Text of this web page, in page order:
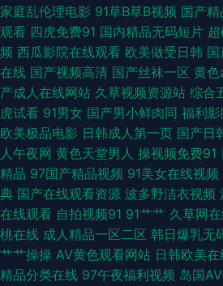
女网络视频 丁香六月综合 亚洲不卡一二一 91
国产精品一二三区 亚洲欧洲tv 中文字幕69 男
国产精品无码在线观看 日本双飞在线 天天色网
视频 91最新在线网址 日本是色wWW 豆花肏
新电影 91熊猫视频 丝袜美腿亚洲伊人狼人91
品观看 91在线视屏 国产九九热 后入白丝美女
看 91色色热 www好屌妞com 超碰人人摸干
家庭乱伦理电影 91草B草B视频 国产
观看 四虎免费91 国内精品无码短片
频 西瓜影院在线观看 欧美做受日韩 国
在线 国产视频高清 国产丝袜一区 黄色
产成人在线网站 久草视频资源站 综合
虎试看 91男女 国产男小鲜肉同 福利
欧美极品电影 日韩成人第一页 国产日
人午夜网 黄色天堂男人 操视频免费91
精品 97国产精品视频 91美女在线视频
典 国产在线观看资源 波多野洁衣视频
在线观看 自拍视频91 91艹艹 久草网
桃在线 成人精品一区二区 韩日爆乳无
艹艹操操 AV黄色观看网站 日韩欧美
精品分类在线 97午夜福利视频 岛国